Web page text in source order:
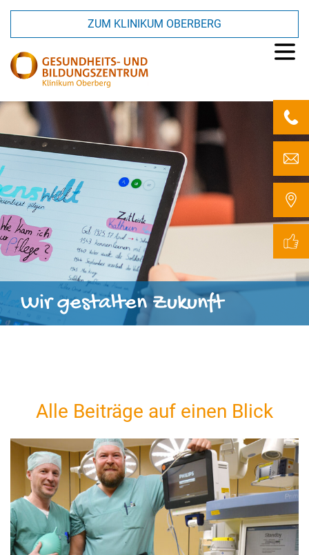
ZUM KLINIKUM OBERBERG
WirgestaltenZukunft
Alle Beiträge auf einen Blick